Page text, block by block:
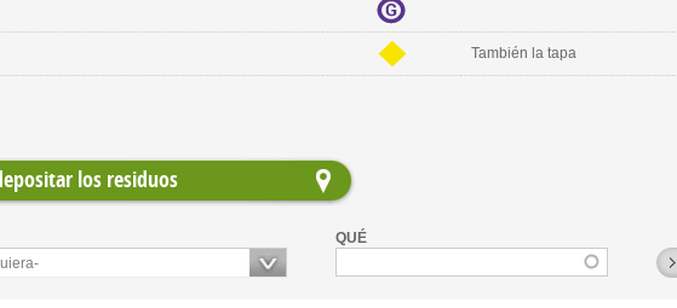
También la tapa
los residuos
QUÉ